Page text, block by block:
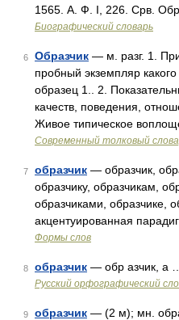
1565. А. Ф. I, 226. Срв.
Биографический словарь
6 Образчик — м. разг. 1.
пробный экземпляр
образец 1.. 2.
качеств, поведения,
Живое типическое
Современный толковый
7 образчик — образчик,
образчику, образчикам,
образчиками, образчике,
акцентуированная
Формы слов
8 образчик — обр азчик, а …
Русский орфографический
9 образчик — (2 м); мн.